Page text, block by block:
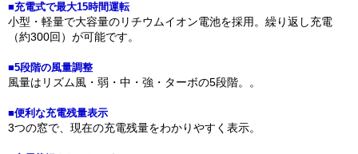
■充電式で最大15時間運転
小型・軽量で大容量のリチウムイオン電池を採用。繰り返し充電
（約300回）が可能です。
■5段階の風量調整
風量はリズム風・弱・中・強・ターボの5段階。。
■便利な充電残量表示
3つの窓で、現在の充電残量をわかりやすく表示。